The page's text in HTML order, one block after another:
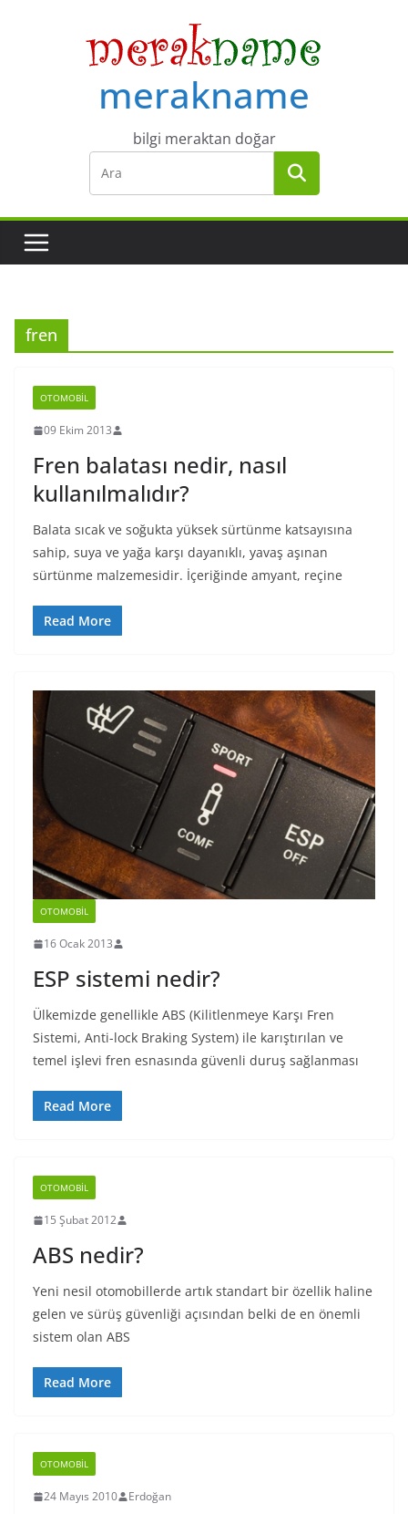
merakname
bilgi meraktan doğar
fren
OTOMOBIL
09 Ekim 2013
Fren balatası nedir, nasıl
kullanılmalıdır?
Balata sıcak ve soğukta yüksek sürtünme katsayısına
sahip, suya ve yağa karşı dayanıklı, yavaş aşınan
sürtünme malzemesidir. İçeriğinde amyant, reçine
Read More
OTOMOBIL
16 Ocak 2013
ESP sistemi nedir?
Ülkemizde genellikle ABS (Kilitlenmeye Karşı Fren
Sistemi, Anti-lock Braking System) ile karıştırılan ve
temel işlevi fren esnasında güvenli duruş sağlanması
Read More
OTOMOBIL
15 Şubat 2012
ABS nedir?
Yeni nesil otomobillerde artık standart bir özellik haline
gelen ve sürüş güvenliği açısından belki de en önemli
sistem olan ABS
Read More
OTOMOBIL
24 Mayıs 2010 Erdoğan